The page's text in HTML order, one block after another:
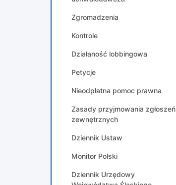
Zgromadzenia
Kontrole
Działaność lobbingowa
Petycje
Nieodpłatna pomoc prawna
Zasady przyjmowania zgłoszeń
zewnętrznych
Dziennik Ustaw
Monitor Polski
Dziennik Urzędowy